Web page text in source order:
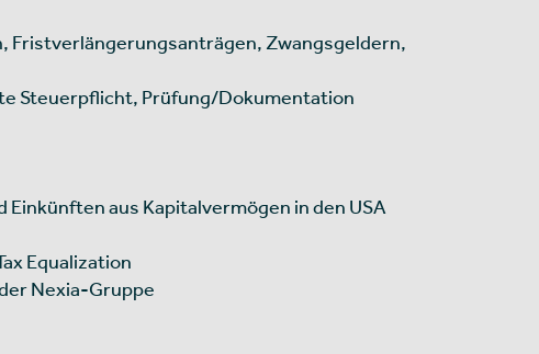
Fristverlängerungsanträgen, Zwangsgeldern,
Steuerpflicht, Prüfung/Dokumentation
aus Kapitalvermögen in den USA
Equalization
Nexia-Gruppe